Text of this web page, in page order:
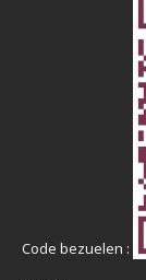
Code bezuelen :